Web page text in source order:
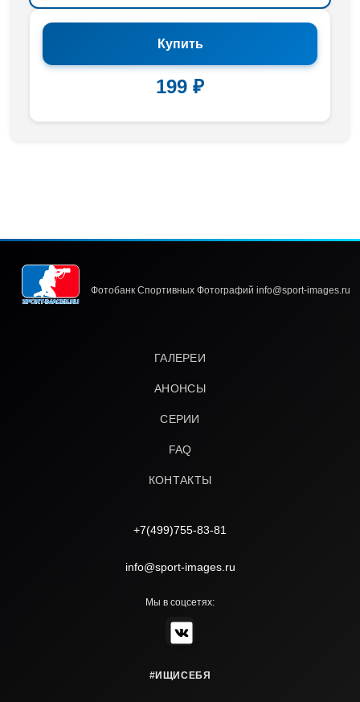
Купить
199 ₽
Фотобанк Спортивных Фотографий info@sport-images.ru
ГАЛЕРЕИ
АНОНСЫ
СЕРИИ
FAQ
КОНТАКТЫ
+7(499)755-83-81
info@sport-images.ru
Мы в соцсетях:
#ИЩИСЕБЯ